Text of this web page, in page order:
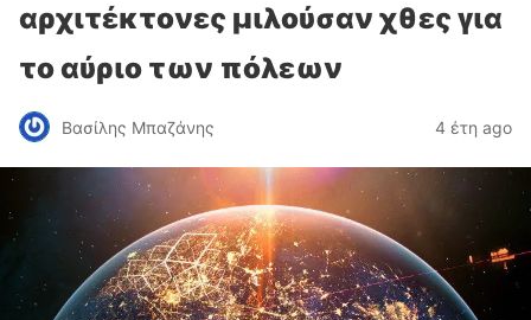
αρχιτέκτονες μιλούσαν χθες για
το αύριο των πόλεων
Βασίλης Μπαζάνης 4 έτη ago